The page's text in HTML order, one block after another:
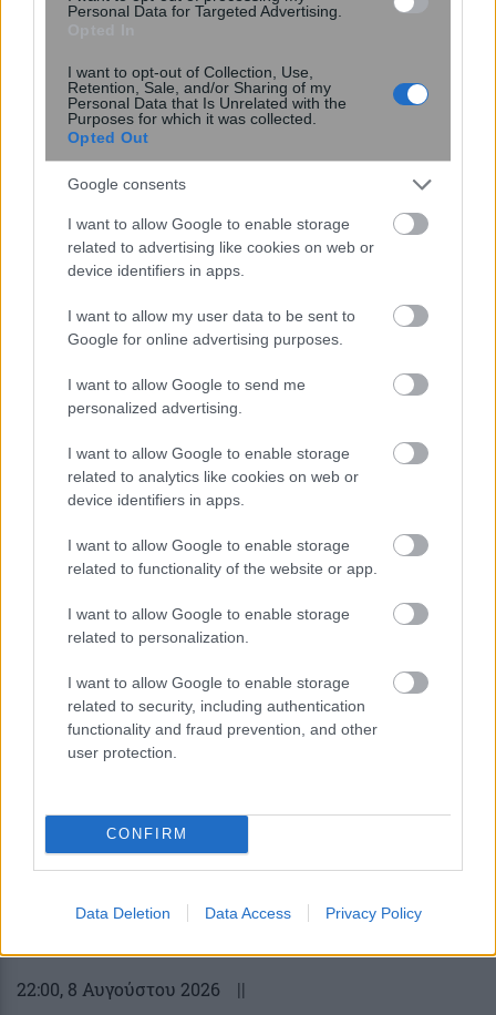
Personal Data for Targeted Advertising.
I want to opt-out of Collection, Use,
Retention, Sale, and/or Sharing of my
Personal Data that Is Unrelated with the
Purposes for which it was collected.
Opted Out
Google consents
I want to allow Google to enable storage
related to advertising like cookies on web or
device identifiers in apps.
I want to allow my user data to be sent to
Google for online advertising purposes.
I want to allow Google to send me
personalized advertising.
I want to allow Google to enable storage
related to analytics like cookies on web or
device identifiers in apps.
I want to allow Google to enable storage
related to functionality of the website or app.
I want to allow Google to enable storage
related to personalization.
I want to allow Google to enable storage
related to security, including authentication
functionality and fraud prevention, and other
user protection.
CONFIRM
Data Deletion Data Access Privacy Policy
Νέα κβαντική πύλη εντοπίζει μόνη
της τα σφάλματα ως απώλειες
Κουίζ: Πόσο καλός είσαι στην
γνώσεις σου και κάνε το 3 στα 3
περισσότερα
22:00, 8 Αυγούστου 2026 ||